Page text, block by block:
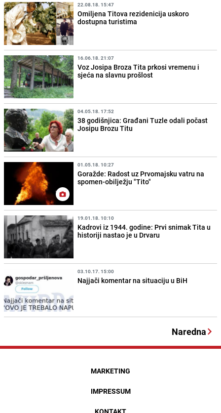
22.08.18. 15:47
Omiljena Titova rezidenicija uskoro
dostupna turistima
16.06.18. 21:07
Voz Josipa Broza Tita prkosi vremenu i
sjeća na slavnu prošlost
04.05.18. 17:52
38 godišnjica: Građani Tuzle odali počast
Josipu Brozu Titu
01.05.18. 10:27
Goražde: Radost uz Prvomajsku vatru na
spomen-obilježju "Tito"
19.01.18. 10:10
Kadrovi iz 1944. godine: Prvi snimak Tita u
historiji nastao je u Drvaru
03.10.17. 15:00
Najjači komentar na situaciju u BiH
Naredna
MARKETING
IMPRESSUM